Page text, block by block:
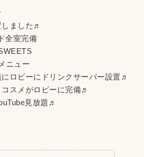
しました♬
全室完備
ニュー
にロビーにドリンクサーバー設置♬
コスメがロビーに完備♬
見放題♬